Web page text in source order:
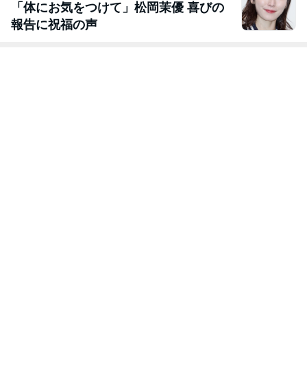
「体にお気をつけて」松岡茉優 喜びの
報告に祝福の声